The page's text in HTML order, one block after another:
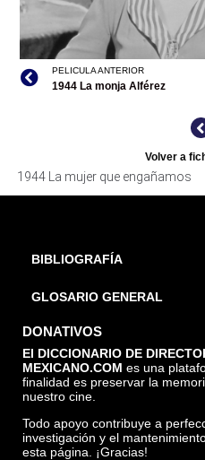
LA MUJER QUE
PELICULA ANTERIOR
1944 La monja Alférez
Volver a
1944 La mujer que engañamos
BIBLIOGRAFÍA
GLOSARIO GENERAL
DONATIVOS
El DICCIONARIO DE
MEXICANO.COM es una
finalidad es preservar la
nuestro cine.
Todo apoyo contribuye a
investigación y el
esta página. ¡Gracias!